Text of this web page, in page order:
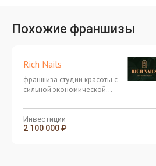
Похожие франшизы
Rich Nails
франшиза студии красоты с
сильной экономической
Инвестиции
2 100 000 ₽